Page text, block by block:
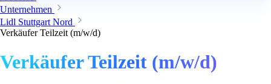
Unternehmen
Lidl Stuttgart Nord
Verkäufer Teilzeit (m/w/d)
Verkäufer Teilzeit (m/w/d)